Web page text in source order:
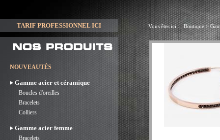
TARIF PROFESSIONNEL ICI
NOUVEAUTÉS
Gamme acier et céramique
Boucles d'oreilles
Bracelets
Colliers
Gamme acier femme
Bracelets
Vous êtes ici :Boutique>